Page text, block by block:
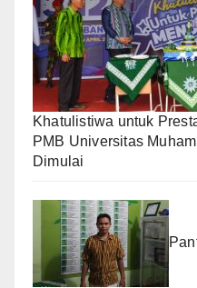
Khatulistiwa untuk
PMB Universitas
Dimulai